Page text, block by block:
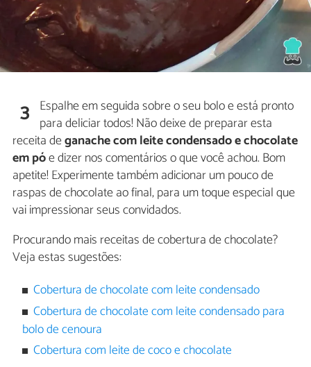
3 Espalhe em seguida sobre o seu bolo e está pronto
para deliciar todos! Não deixe de preparar esta
receita deganache com leite condensado e chocolate
em póe dizer nos comentários o que você achou. Bom
apetite! Experimente também adicionar um pouco de
raspas de chocolate ao final, para um toque especial que
vai impressionar seus convidados.
Procurando mais receitas de cobertura de chocolate?
Veja estas sugestões:
Cobertura de chocolate com leite condensado
Cobertura de chocolate com leite condensado para
bolo de cenoura
Cobertura com leite de coco e chocolate